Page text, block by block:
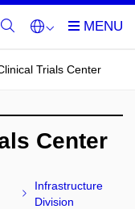
Trials Center
Center
Infrastructure
Division